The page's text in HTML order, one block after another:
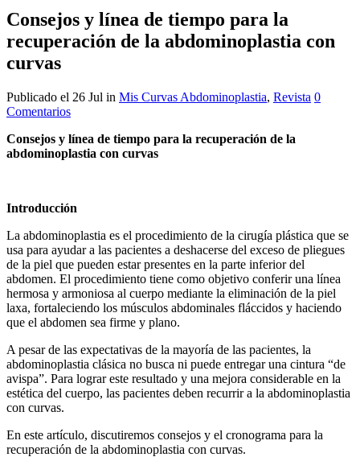
Consejos y línea de tiempo para la
recuperación de la abdominoplastia con
curvas
Publicado el 26 Jul in Mis Curvas Abdominoplastia, Revista 0
Comentarios
Consejos y línea de tiempo para la recuperación de la
abdominoplastia con curvas
Introducción
La abdominoplastia es el procedimiento de la cirugía plástica que se
usa para ayudar a las pacientes a deshacerse del exceso de pliegues
de la piel que pueden estar presentes en la parte inferior del
abdomen. El procedimiento tiene como objetivo conferir una línea
hermosa y armoniosa al cuerpo mediante la eliminación de la piel
laxa, fortaleciendo los músculos abdominales fláccidos y haciendo
que el abdomen sea firme y plano.
A pesar de las expectativas de la mayoría de las pacientes, la
abdominoplastia clásica no busca ni puede entregar una cintura “de
avispa”. Para lograr este resultado y una mejora considerable en la
estética del cuerpo, las pacientes deben recurrir a la abdominoplastia
con curvas.
En este artículo, discutiremos consejos y el cronograma para la
recuperación de la abdominoplastia con curvas.